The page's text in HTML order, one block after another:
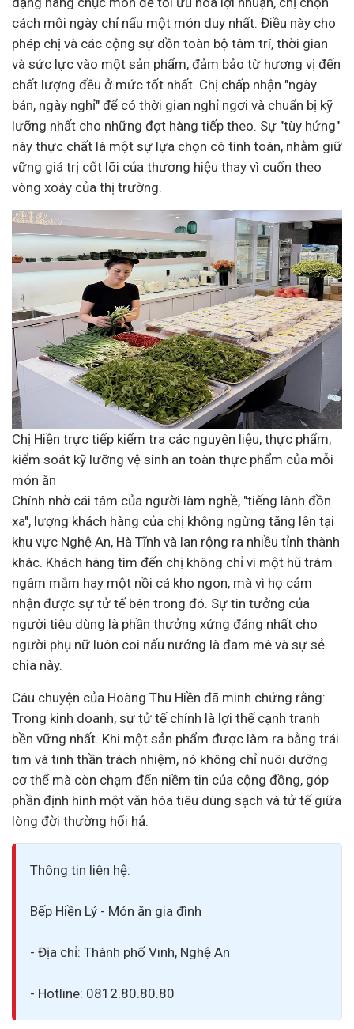
cách mỗi ngày chỉ nấu một món duy nhất. Điều này cho
phép chị và các cộng sự dồn toàn bộ tâm trí, thời gian
và sức lực vào một sản phẩm, đảm bảo từ hương vị đến
chất lượng đều ở mức tốt nhất. Chị chấp nhận "ngày
bán, ngày nghỉ" để có thời gian nghỉ ngơi và chuẩn bị kỹ
lưỡng nhất cho những đợt hàng tiếp theo. Sự "tùy hứng"
này thực chất là một sự lựa chọn có tính toán, nhằm giữ
vững giá trị cốt lõi của thương hiệu thay vì cuốn theo
vòng xoáy của thị trường.
Chị Hiền trực tiếp kiểm tra các nguyên liệu, thực phẩm,
kiểm soát kỹ lưỡng vệ sinh an toàn thực phẩm của mỗi
món ăn
Chính nhờ cái tâm của người làm nghề, "tiếng lành đồn
xa", lượng khách hàng của chị không ngừng tăng lên tại
khu vực Nghệ An, Hà Tĩnh và lan rộng ra nhiều tỉnh thành
khác. Khách hàng tìm đến chị không chỉ vì một hũ trám
ngâm mắm hay một nồi cá kho ngon, mà vì họ cảm
nhận được sự tử tế bên trong đó. Sự tin tưởng của
người tiêu dùng là phần thưởng xứng đáng nhất cho
người phụ nữ luôn coi nấu nướng là đam mê và sự sẻ
chia này.
Câu chuyện của Hoàng Thu Hiền đã minh chứng rằng:
Trong kinh doanh, sự tử tế chính là lợi thế cạnh tranh
bền vững nhất. Khi một sản phẩm được làm ra bằng trái
tim và tinh thần trách nhiệm, nó không chỉ nuôi dưỡng
cơ thể mà còn chạm đến niềm tin của cộng đồng, góp
phần định hình một văn hóa tiêu dùng sạch và tử tế giữa
lòng đời thường hối hả.
Thông tin liên hệ:
Bếp Hiền Lý - Món ăn gia đình
- Địa chỉ: Thành phố Vinh, Nghệ An
- Hotline: 0812.80.80.80